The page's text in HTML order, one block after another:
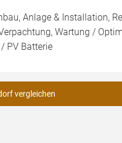
Anlage & Installation,
Wartung /
PV Batterie
vergleichen